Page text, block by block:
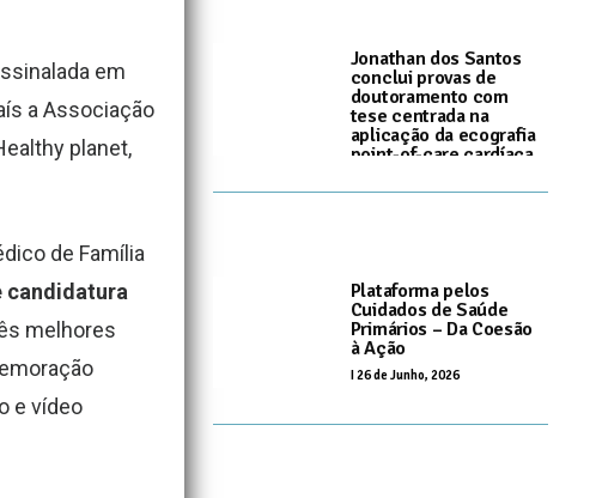
em
a Associação
planet,
de Família
candidatura
melhores
e vídeo
Jonathan dos Santos
conclui provas de
doutoramento com
tese centrada na
aplicação da ecografia
point-of-care cardíaca
Plataforma pelos
Cuidados de Saúde
Primários – Da Coesão
à Ação
I26 de Junho, 2026